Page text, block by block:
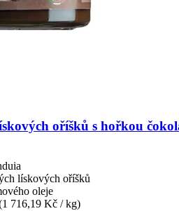
oříšků s hořkou
lískových oříšků
oleje
716,19 Kč / kg)